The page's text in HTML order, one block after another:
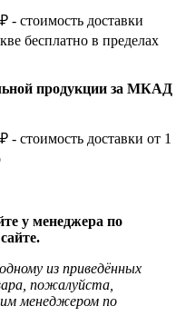
- стоимость доставки
бесплатно в пределах
продукции за МКАД
- стоимость доставки от 1
у менеджера по
из приведённых
пожалуйста,
менеджером по